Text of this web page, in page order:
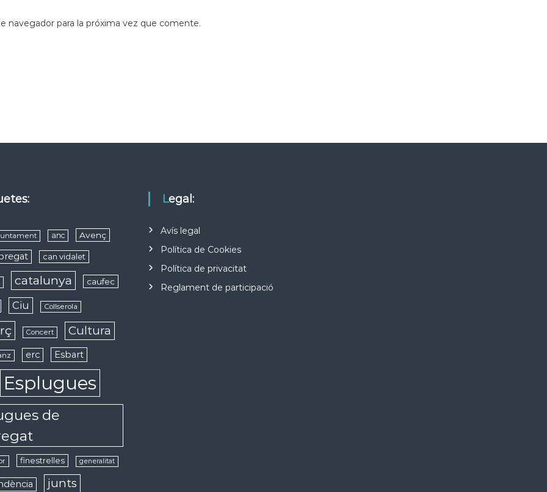
navegador para la próxima vez que comente.
anc Avenç
can vidalet
catalunya caufec
Ciu Collserola
Concert Cultura
erc Esbart
Esplugues
de
finestrelles generalitat
junts
Legal:
Avís legal
Política de Cookies
Política de privacitat
Reglament de participació